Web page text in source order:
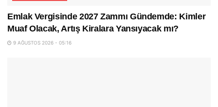
Emlak Vergisinde 2027 Zammı Gündemde: Kimler
Muaf Olacak, Artış Kiralara Yansıyacak mı?
9 AĞUSTOS 2026 - 05:16